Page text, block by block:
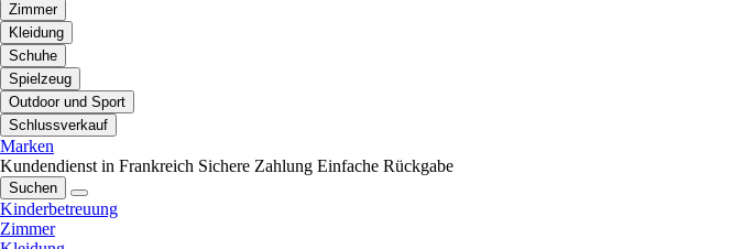
Zimmer
Kleidung
Schuhe
Spielzeug
Outdoor und Sport
Schlussverkauf
Marken
Kundendienst in Frankreich Sichere Zahlung Einfache Rückgabe
Suchen
Kinderbetreuung
Zimmer